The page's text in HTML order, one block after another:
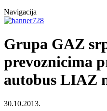
Navigacija
Grupa GAZ
prevoznicima
autobus LIAZ
30.10.2013.